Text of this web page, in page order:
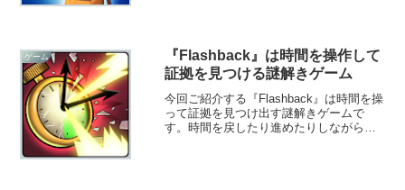
ゲーム
『Flashback』は時間を操作して
証拠を見つける謎解きゲーム
今回ご紹介する『Flashback』は時間を操
って証拠を見つけ出す謎解きゲームで
す。時間を戻したり進めたりしながら、